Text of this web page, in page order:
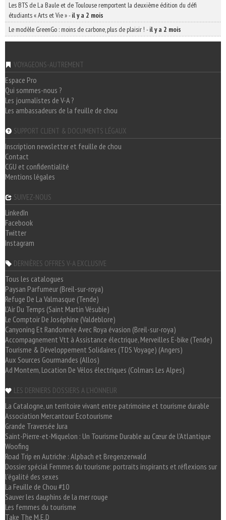
Les BTS de La Baule et de Toulouse remportent la deuxième édition du défi
étudiants « Arts et Vie »-il y a 2 mois
Le modèle GreenGo : moins de carbone, plus de plaisir ! -il y a 2 mois
VOYAGEONS-AUTREMENT
Espace Pro
Qui sommes-nous ?
Les journalistes de V-A ?
Les ambassadeurs de la feuille de chou
SUPPORT CLIENT & DOCUMENTS LÉGAUX
Inscription newsletter et feuille de chou
Contact
CGU et confidentialité
Mentions légales
SUIVEZ-NOUS
LinkedIn
Facebook
Twitter
Instagram
DERNIÈRES OFFRES V-A EXCLUSIVE
Tous les catalogues
Paysan Parfumeur (Breil-sur-roya)
Refuge De La Valmasque (Tende)
L'Air Du Temps (Saint Martin Vésubie)
Le Comptoir De Joséphine (Valdeblore)
Canyoning Et Randonnée Avec Roya évasion (Breil-sur-roya)
Accompagnement Vtt à Assistance électrique, Merveilles E-bike (Tende)
Tourisme & Développement Solidaires (TDS Voyage) (Angers)
Aux Sources Gourmandes (Allos)
Ad Montem, Location De Vélos électriques (Colmars Les Alpes)
LES DERNIERS DOSSIERS A L'HONNEUR
La Catalogne, un territoire vivant entre patrimoine et tourisme durable
Association Mercantour Ecotourisme
Grande Traversée Jura
Saint-Pierre-et-Miquelon : Un Tourisme Durable au Cœur de l'Atlantique
Woofing
Road Trip en Autriche : Alpbach et Bregenzerwald
Dossier spécial Femmes du tourisme: portraits inspirants et réflexions sur
l'égalité des sexes
La Feuille de Chou #10
Sauver les dauphins de la mer rouge
Les femmes du tourisme
Take The M.E.D